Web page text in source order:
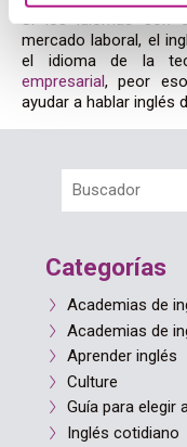
mercado laboral, el
el idioma de la
empresarial, peor
ayudar a hablar inglés
Categorías
Academias de
Academias de
Aprender inglés
Culture
Guía para elegir
Inglés cotidiano